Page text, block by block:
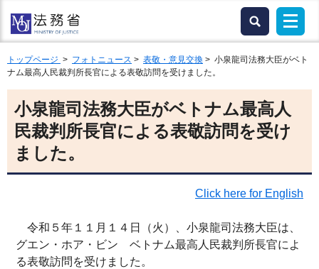
トップページ > フォトニュース > 表敬・意見交換 > 小泉龍司法務大臣がベト
ナム最高人民裁判所長官による表敬訪問を受けました。
小泉龍司法務大臣がベトナム最高人
民裁判所長官による表敬訪問を受け
ました。
Click here for English
令和５年１１月１４日（火）、小泉龍司法務大臣は、
グエン・ホア・ビン ベトナム最高人民裁判所長官によ
る表敬訪問を受けました。